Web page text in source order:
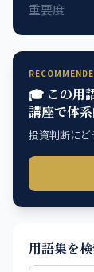
重要度
🎓 この用
講座で体
投資判断にど
用語集を